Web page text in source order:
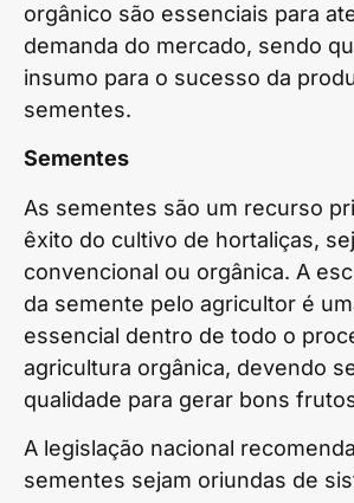
orgânico são essenciais para
demanda do mercado, sendo
insumo para o sucesso da
sementes.
Sementes
As sementes são um recurso
êxito do cultivo de hortaliças,
convencional ou orgânica. A
da semente pelo agricultor é
essencial dentro de todo o
agricultura orgânica, devendo
qualidade para gerar bons
A legislação nacional
sementes sejam oriundas de